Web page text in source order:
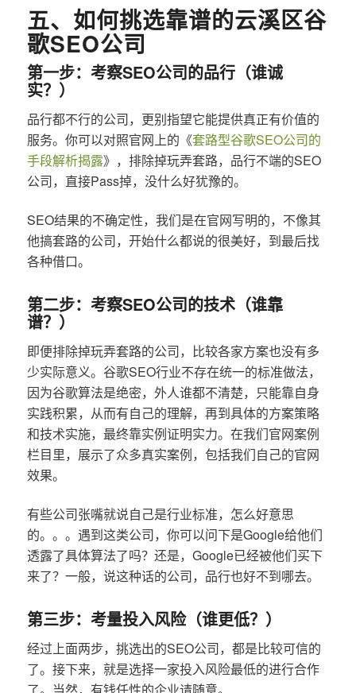
五、如何挑选靠谱的云溪区谷
歌SEO公司
第一步：考察SEO公司的品行（谁诚
实？）
品行都不行的公司，更别指望它能提供真正有价值的
服务。你可以对照官网上的《套路型谷歌SEO公司的
手段解析揭露》，排除掉玩弄套路，品行不端的SEO
公司，直接Pass掉，没什么好犹豫的。
SEO结果的不确定性，我们是在官网写明的，不像其
他搞套路的公司，开始什么都说的很美好，到最后找
各种借口。
第二步：考察SEO公司的技术（谁靠
谱？）
即便排除掉玩弄套路的公司，比较各家方案也没有多
少实际意义。谷歌SEO行业不存在统一的标准做法，
因为谷歌算法是绝密，外人谁都不清楚，只能靠自身
实践积累，从而有自己的理解，再到具体的方案策略
和技术实施，最终靠实例证明实力。在我们官网案例
栏目里，展示了众多真实案例，包括我们自己的官网
效果。
有些公司张嘴就说自己是行业标准，怎么好意思
的。。。遇到这类公司，你可以问下是Google给他们
透露了具体算法了吗？还是，Google已经被他们买下
来了？一般，说这种话的公司，品行也好不到哪去。
第三步：考量投入风险（谁更低？）
经过上面两步，挑选出的SEO公司，都是比较可信的
了。接下来，就是选择一家投入风险最低的进行合作